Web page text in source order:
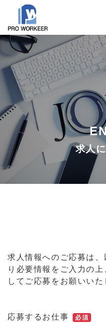
求人
求人情報へのご応募は
り必要情報をご入力の
してご応募をお願いいた
応募するお仕事 必須